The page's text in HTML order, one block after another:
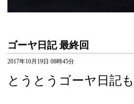
ゴーヤ日記 最終回
2017年10月19日 08時45分
とうとうゴーヤ日記も